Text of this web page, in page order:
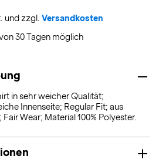
und zzgl. Versandkosten
30 Tagen möglich
in sehr weicher Qualität;
Innenseite; Regular Fit; aus
Wear; Material 100% Polyester.